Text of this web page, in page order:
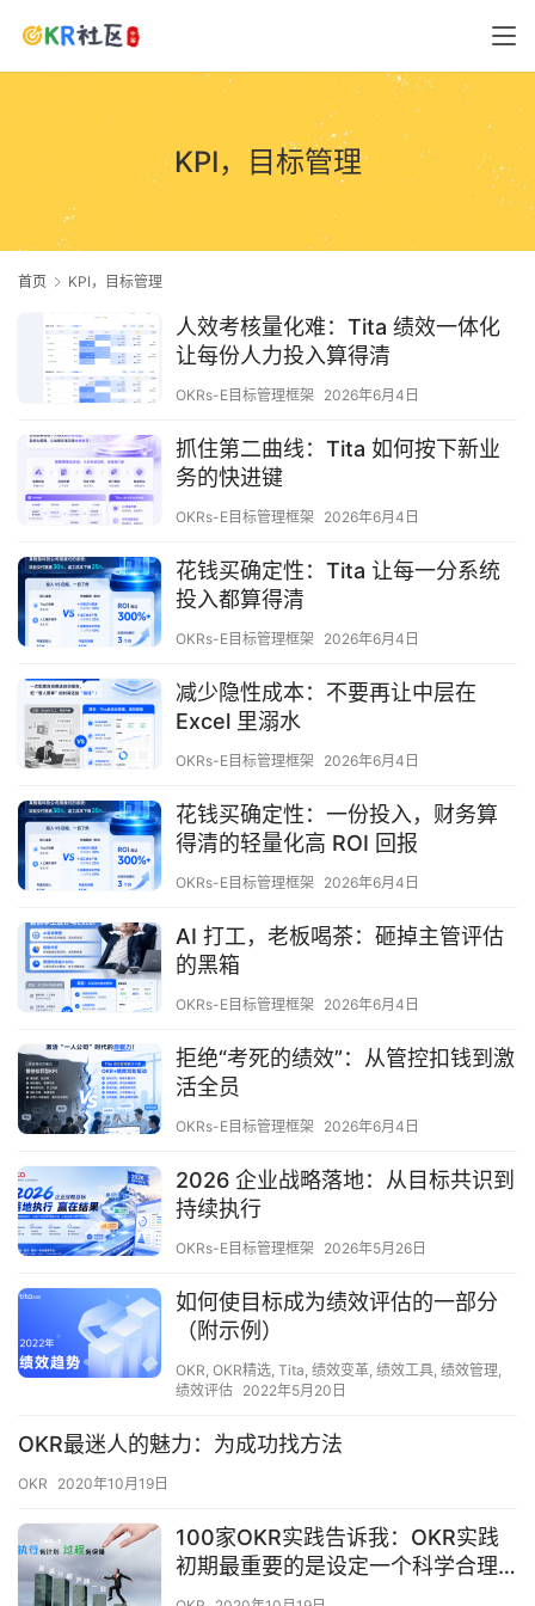
KPI，目标管理
首页 KPI，目标管理
人效考核量化难：Tita 绩效一体化
让每份人力投入算得清
OKRs-E目标管理框架 2026年6月4日
抓住第二曲线：Tita 如何按下新业
务的快进键
OKRs-E目标管理框架 2026年6月4日
花钱买确定性：Tita 让每一分系统
投入都算得清
OKRs-E目标管理框架 2026年6月4日
减少隐性成本：不要再让中层在
Excel 里溺水
OKRs-E目标管理框架 2026年6月4日
花钱买确定性：一份投入，财务算
得清的轻量化高 ROI 回报
OKRs-E目标管理框架 2026年6月4日
AI 打工，老板喝茶：砸掉主管评估
的黑箱
OKRs-E目标管理框架 2026年6月4日
拒绝“考死的绩效”：从管控扣钱到激
活全员
OKRs-E目标管理框架 2026年6月4日
2026 企业战略落地：从目标共识到
持续执行
OKRs-E目标管理框架 2026年5月26日
如何使目标成为绩效评估的一部分
（附示例）
OKR, OKR精选, Tita, 绩效变革, 绩效工具, 绩效管理,
绩效评估 2022年5月20日
OKR最迷人的魅力：为成功找方法
OKR 2020年10月19日
100家OKR实践告诉我：OKR实践
初期最重要的是设定一个科学合理
的关键成果（KRs）